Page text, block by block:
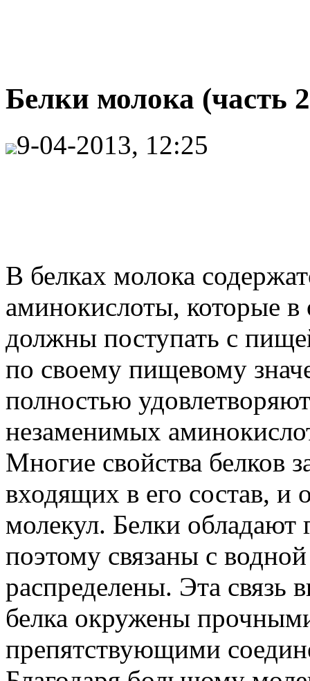
Белки молока (часть
9-04-2013, 12:25
В белках молока
аминокислоты, которые в
должны поступать с
по своему пищевому
полностью
незаменимых
Многие свойства белков
входящих в его состав, и
молекул. Белки
поэтому связаны с
распределены. Эта связь
белка окружены
препятствующими